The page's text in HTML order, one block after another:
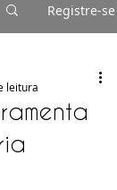
Registre-se
leitura